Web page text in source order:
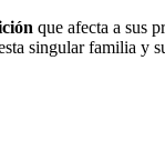
que afecta a sus
singular familia y